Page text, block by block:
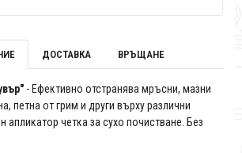
ДОСТАВКА ВРЪЩАНЕ
- Ефективно отстранява мръсни, мазни
петна от грим и други върху различни
апликатор четка за сухо почистване. Без